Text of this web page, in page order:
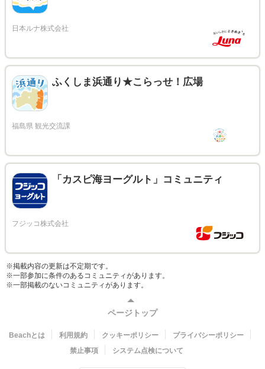
ふくしま浜通り★こらっせ！広場
「カスピ海ヨーグルト」コミュニティ
※掲載内容の更新は不定期です。
※一部参加に条件のあるコミュニティがあります。
※一部掲載のないコミュニティがあります。
ページトップ
Beachとは 利用規約 クッキーポリシー
プライバシーポリシー
禁止事項
システム点検について